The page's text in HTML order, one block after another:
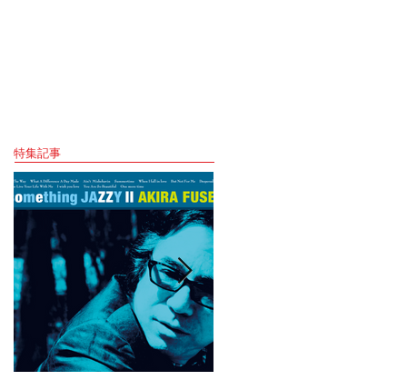
特集記事